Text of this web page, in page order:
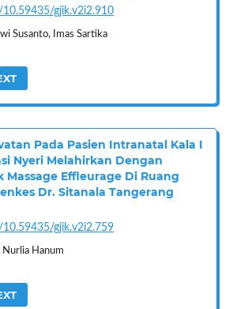
gjik.v2i2.910
Susanto, Imas Sartika
Pada Pasien Intranatal Kala I
Nyeri Melahirkan Dengan
Massage Effleurage Di Ruang
Dr. Sitanala Tangerang
gjik.v2i2.759
Nurlia Hanum